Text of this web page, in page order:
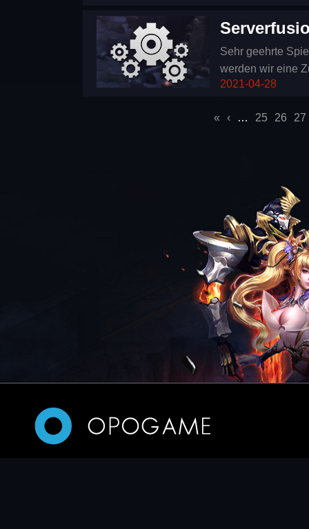
Sehr geehrte
werden wir eine
2021-04-28
« ‹ … 25 26 27